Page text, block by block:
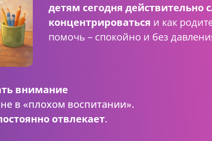
детям сегодня действительно
концентрироваться и как
помочь – спокойно и без
внимание
в «плохом воспитании».
отвлекает.